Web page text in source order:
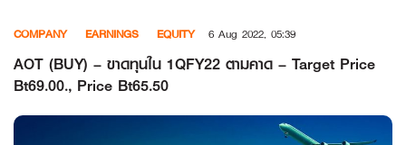
content
COMPANY EARNINGS EQUITY 6 Aug 2022, 05:39
AOT (BUY) – ขาดทุนใน 1QFY22 ตามคาด – Target Price
Bt69.00., Price Bt65.50